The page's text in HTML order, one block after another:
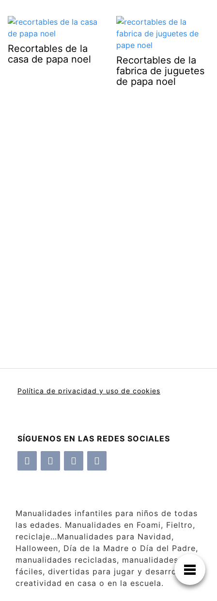
Recortables de la
casa de papa noel
Recortables de la
fabrica de juguetes
de papa noel
Política de privacidad y uso de cookies
SÍGUENOS EN LAS REDES SOCIALES
Manualidades infantiles para niños de todas
las edades. Manualidades en Foami, Fieltro,
reciclaje…Manualidades para Navidad,
Halloween, Día de la Madre o Día del Padre,
manualidades recicladas, manualidades
fáciles, divertidas para jugar y desarrollar la
creatividad en casa o en la escuela.